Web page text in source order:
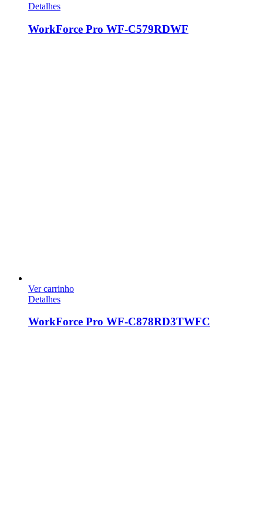
Detalhes
WorkForce Pro WF-C579RDWF
Ver carrinho
Detalhes
WorkForce Pro WF-C878RD3TWFC